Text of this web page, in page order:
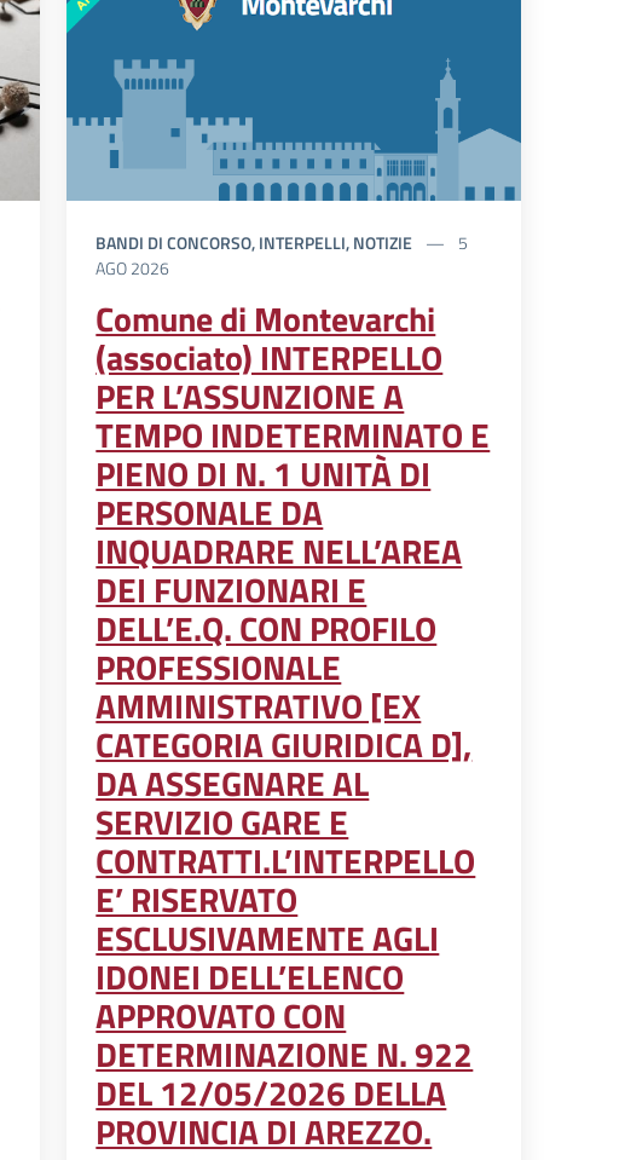
BANDI DI CONCORSO, INTERPELLI, NOTIZIE
AGO 2026
Comune di Montevarchi
(associato) INTERPELLO
PER L’ASSUNZIONE A
TEMPO INDETERMINATO E
PIENO DI N. 1 UNITÀ DI
PERSONALE DA
INQUADRARE NELL’AREA
DEI FUNZIONARI E
DELL’E.Q. CON PROFILO
PROFESSIONALE
AMMINISTRATIVO [EX
CATEGORIA GIURIDICA D],
DA ASSEGNARE AL
SERVIZIO GARE E
CONTRATTI.L’INTERPELLO
E’ RISERVATO
ESCLUSIVAMENTE AGLI
IDONEI DELL’ELENCO
APPROVATO CON
DETERMINAZIONE N. 922
DEL 12/05/2026 DELLA
PROVINCIA DI AREZZO.